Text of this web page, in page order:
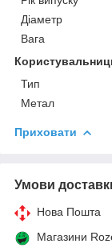
Діаметр
Вага
Тип
Метал
Приховати
Умови
Нова Пошта
Магазини